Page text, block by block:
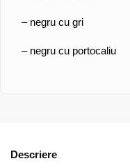
– negru cu gri
– negru cu portocaliu
Descriere